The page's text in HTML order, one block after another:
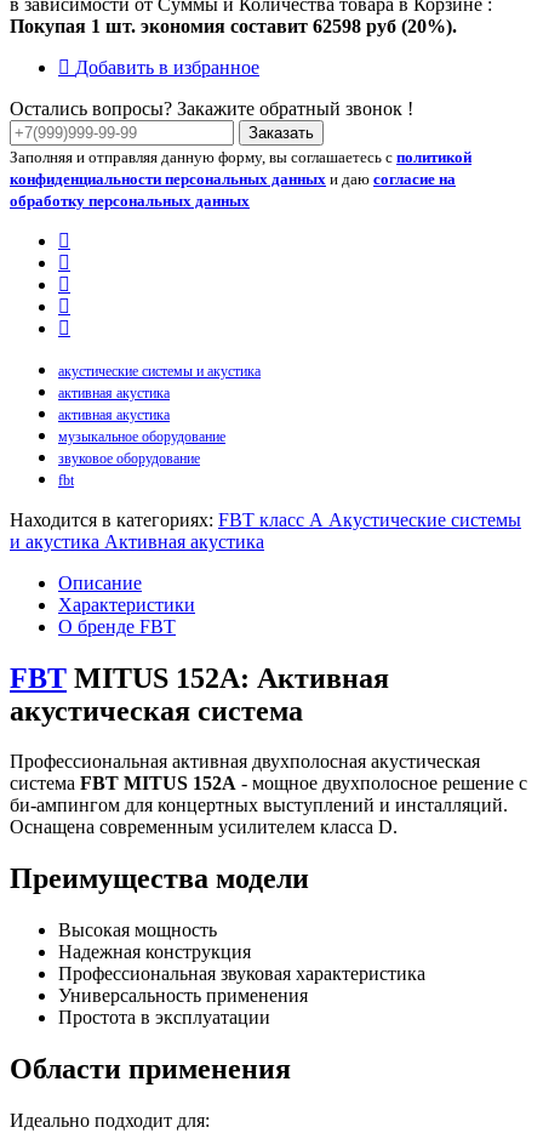
Покупая 1 шт. экономия составит 62598 руб (20%).
Добавить в избранное
Остались вопросы? Закажите обратный звонок !
Заказать
Заполняя и отправляя данную форму, вы соглашаетесь с политикой
конфиденциальности персональных данных и даю согласие на
обработку персональных данных
акустические системы и акустика
активная акустика
активная акустика
музыкальное оборудование
звуковое оборудование
fbt
Находится в категориях: FBT класс А Акустические системы
и акустика Активная акустика
Описание
Характеристики
О бренде FBT
FBT MITUS 152A: Активная
акустическая система
Профессиональная активная двухполосная акустическая
система FBT MITUS 152A - мощное двухполосное решение с
би-ампингом для концертных выступлений и инсталляций.
Оснащена современным усилителем класса D.
Преимущества модели
Высокая мощность
Надежная конструкция
Профессиональная звуковая характеристика
Универсальность применения
Простота в эксплуатации
Области применения
Идеально подходит для: